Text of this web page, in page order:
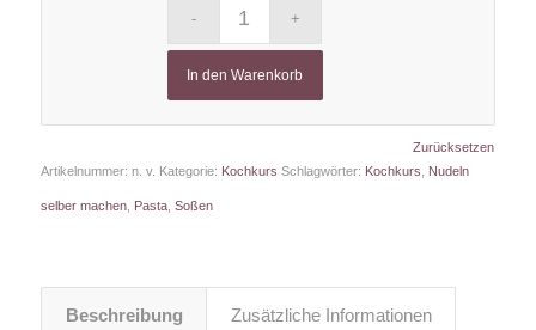
Zurücksetzen
In den Warenkorb
Artikelnummer: n. v. Kategorie: Kochkurs Schlagwörter: Kochkurs Nudeln
selber machen, Pasta, Soßen
Beschreibung Zusätzliche Informationen